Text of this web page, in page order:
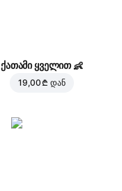
ქათამი ყველით👶
19,00 ₾ დან